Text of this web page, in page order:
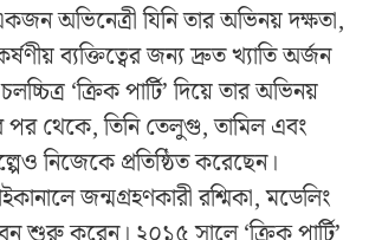
অভিনেত্রী যিনি তার অভিনয় দক্ষতা,
ব্যক্তিত্বের জন্য দ্রুত খ্যাতি অর্জন
‘ক্রিক পার্টি’ দিয়ে তার অভিনয়
থেকে, তিনি তেলুগু, তামিল এবং
নিজেকে প্রতিষ্ঠিত করেছেন।
জন্মগ্রহণকারী রশ্মিকা, মডেলিং